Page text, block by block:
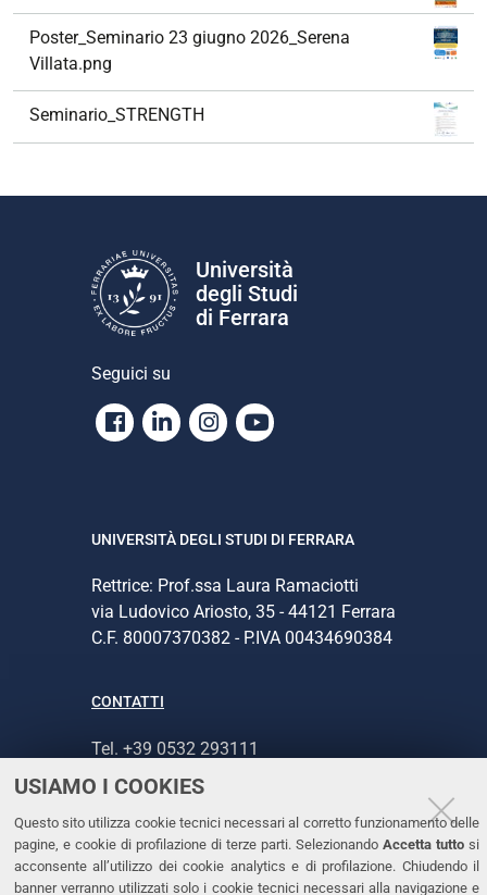
USIAMO I COOKIES
Questo sito utilizza cookie tecnici necessari al corretto funzionamento delle
pagine, e cookie di profilazione di terze parti. Selezionando Accetta tutto si
acconsente all’utilizzo dei cookie analytics e di profilazione. Chiudendo il
banner verranno utilizzati solo i cookie tecnici necessari alla navigazione e
Poster_Seminario 23 giugno 2026_Serena
Villata.png
Seminario_STRENGTH
Università
degli Studi
di Ferrara
Seguici su
Facebook
LinkedinInstagram
Youtube
UNIVERSITÀ DEGLI STUDI DI FERRARA
Rettrice: Prof.ssa Laura Ramaciotti
via Ludovico Ariosto, 35 - 44121 Ferrara
C.F. 80007370382 - P.IVA 00434690384
CONTATTI
Tel. +39 0532 293111
Fax. +39 0532 293031
PEC
LINKS